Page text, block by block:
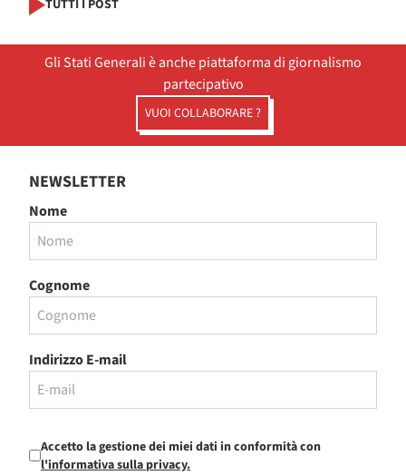
TUTTI I POST
Gli Stati Generali è anche piattaforma di giornalismo
partecipativo
VUOI COLLABORARE ?
NEWSLETTER
Nome
Cognome
Indirizzo E-mail
Accetto la gestione dei miei dati in conformità con
l'informativa sulla privacy.